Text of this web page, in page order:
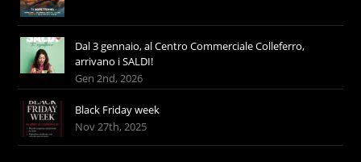
Dal 3 gennaio, al Centro Commerciale Colleferro,
arrivano i SALDI!
Gen 2nd, 2026
Black Friday week
Nov 27th, 2025